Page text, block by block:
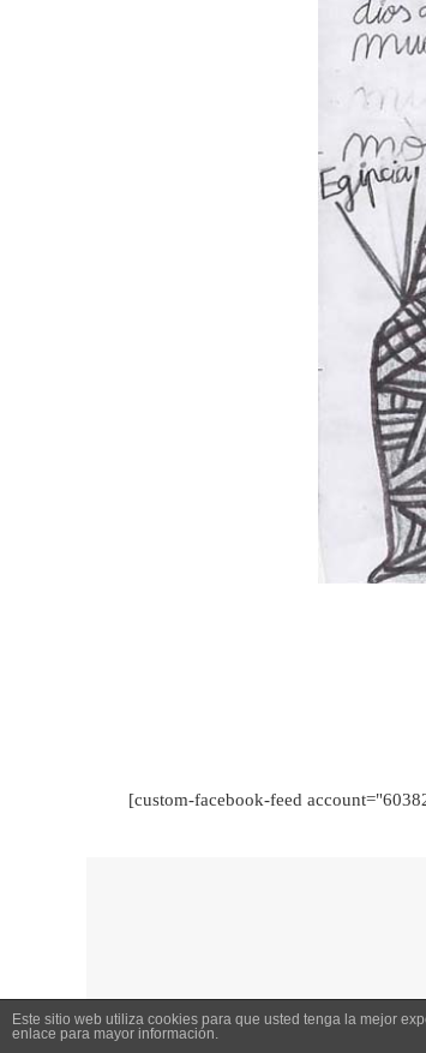
[custom-facebook-feed
Este sitio web utiliza cookies para que usted tenga la mejor
enlace para mayor información.